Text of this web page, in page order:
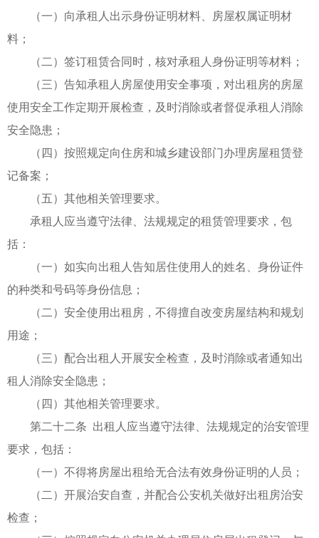
（一）向承租人出示身份证明材料、房屋权属证明材
料；
（二）签订租赁合同时，核对承租人身份证明等材料；
（三）告知承租人房屋使用安全事项，对出租房的房屋
使用安全工作定期开展检查，及时消除或者督促承租人消除
安全隐患；
（四）按照规定向住房和城乡建设部门办理房屋租赁登
记备案；
（五）其他相关管理要求。
承租人应当遵守法律、法规规定的租赁管理要求，包
括：
（一）如实向出租人告知居住使用人的姓名、身份证件
的种类和号码等身份信息；
（二）安全使用出租房，不得擅自改变房屋结构和规划
用途；
（三）配合出租人开展安全检查，及时消除或者通知出
租人消除安全隐患；
（四）其他相关管理要求。
第二十二条 出租人应当遵守法律、法规规定的治安管理
要求，包括：
（一）不得将房屋出租给无合法有效身份证明的人员；
（二）开展治安自查，并配合公安机关做好出租房治安
检查；